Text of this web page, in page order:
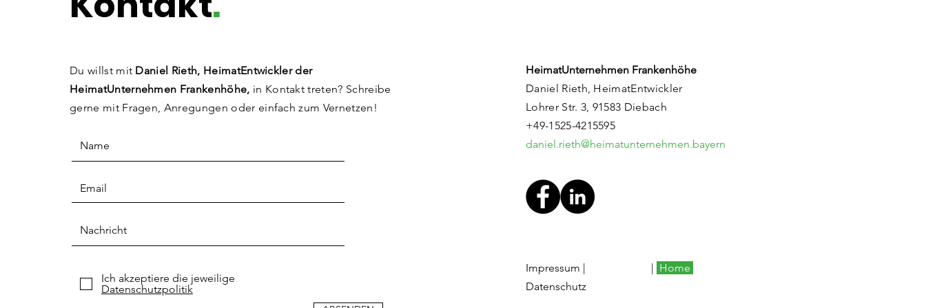
Du willst mit Daniel Rieth, HeimatEntwickler der
HeimatUnternehmen Frankenhöhe, in Kontakt treten? Schreibe
gerne mit Fragen, Anregungenoder einfach zum Vernetzen!
Ich akzeptiere die jeweilige
Datenschutzpolitik
HeimatUnternehmen Frankenhöhe
Daniel Rieth, HeimatEntwickler
Lohrer Str. 3, 91583 Diebach
+49-1525-4215595
daniel.rieth@heimatunternehmen.bayern
Impressum
Datenschutz
Home